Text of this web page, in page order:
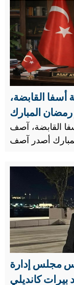
القابضة،
المبارك
القابضة، آصف
أتاسوي، بمناسبة شهر رمضان المبارك أصدر آصف
حلول شهر رمضان
مجلس إدارة